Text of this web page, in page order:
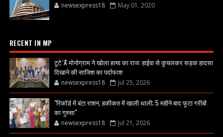
newsexpress18 May 01, 2020
RECENT IN MP
टूटे 'A' मोनोग्राम ने खोला हत्या का राज: हाईवा से कुचलकर सड़क हादसा
दिखाने की साजिश का पर्दाफाश
newsexpress18 Jul 25, 2026
"रिकॉर्ड में बंटा राशन, हकीकत में खाली थाली; 5 महीने बाद फूटा गरीबों
का गुस्सा"
newsexpress18 Jul 21, 2026